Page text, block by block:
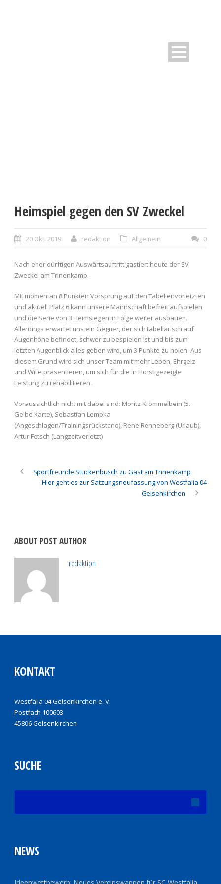
Heimspiel gegen den SV Zweckel
20 Okt. 2019 redaktion Allgemein 0
Nach eher dürftigen Auswärtsauftritt gastiert heute der SV
Zweckel am Trinenkamp.
Mit momentan 8 Punkten Vorsprung auf den Tabellenvorletzten
und aktuell Platz 6 kann unsere Mannschaft befreit aufspielen
und die Serie von 3 Heimsiegen in Folge weiter ausbauen.
Allerdings erwartet uns ein Gegner, der sich tabellarisch auf
Augenhöhe befindet, schwer zu bespielen ist und bis zum
letzten Augenblick alles geben wird, um 3 Punkte zu holen. Aus
diesem Grund wird sich unser Team mit mehr Leben, Ehrgeiz
und Wille präsentieren, um sich für die in Horst gezeigte
Leistung zu rehabilitieren.
Voraussichtlich nicht mit dabei sind: Moritz Krömmelbein (5.
Gelbe Karte), Sebastian Lempka
(Angeschlagen/Trainingsrückstand), Rene Renneberg (Urlaub),
Artur Fetsch (Langzeitverletzt)
Sportfreunde Stuckenbusch zu Gast am Trinenkamp
Hier geht es zur Satzungsneufassung von Westfalia 04
Gelsenkirchen
ABOUT POST AUTHOR
redaktion
KONTAKT
Westfalia 04 Gelsenkirchen e. V.
Postfach 100603
45806 Gelsenkirchen
SUCHE
NEWS